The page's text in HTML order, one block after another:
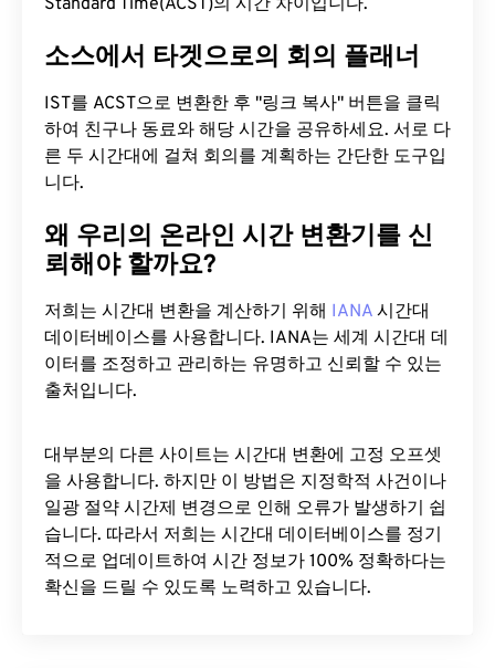
Standard Time(ACST)의 시간 차이입니다.
소스에서 타겟으로의 회의 플래너
IST를 ACST으로 변환한 후 "링크 복사" 버튼을 클릭
하여 친구나 동료와 해당 시간을 공유하세요. 서로 다
른 두 시간대에 걸쳐 회의를 계획하는 간단한 도구입
니다.
왜 우리의 온라인 시간 변환기를 신
뢰해야 할까요?
저희는 시간대 변환을 계산하기 위해 IANA 시간대
데이터베이스를 사용합니다. IANA는 세계 시간대 데
이터를 조정하고 관리하는 유명하고 신뢰할 수 있는
출처입니다.
대부분의 다른 사이트는 시간대 변환에 ​​고정 오프셋
을 사용합니다. 하지만 이 방법은 지정학적 사건이나
일광 절약 시간제 변경으로 인해 오류가 발생하기 쉽
습니다. 따라서 저희는 시간대 데이터베이스를 정기
적으로 업데이트하여 시간 정보가 100% 정확하다는
확신을 드릴 수 있도록 노력하고 있습니다.